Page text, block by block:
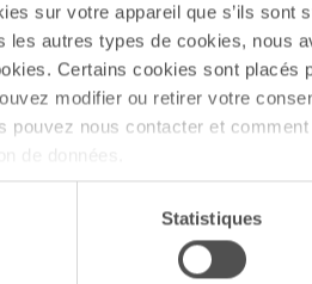
sur votre appareil que s’ils sont
les autres types de cookies, nous
Certains cookies sont placés
modifier ou retirer votre
nous contacter et
de données.
Statistiques
À LA LOCATION